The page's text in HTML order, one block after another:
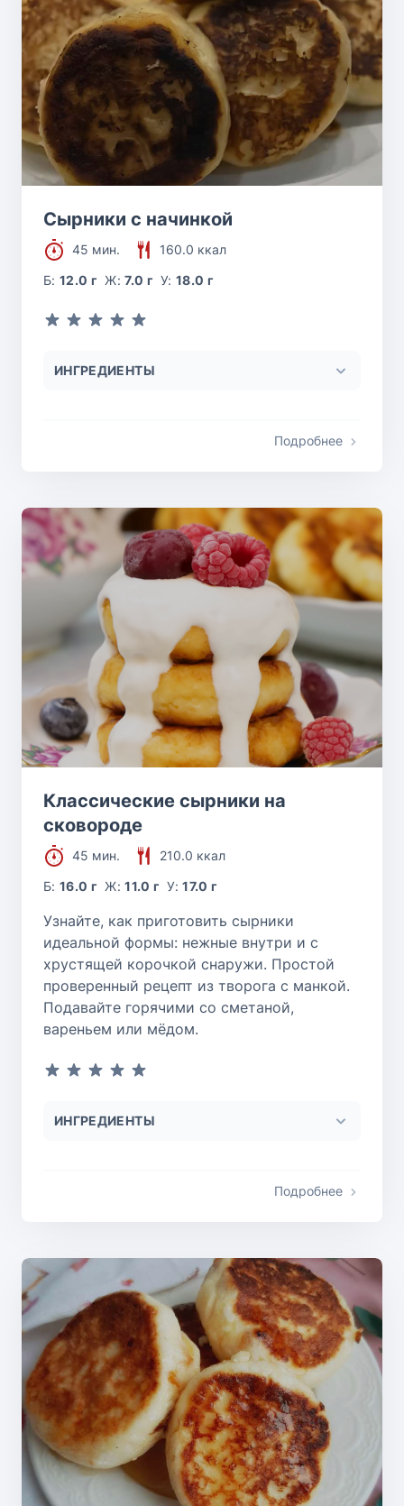
Сырники с начинкой
45 мин.
160.0 ккал
Б:12.0 г Ж:7.0 г У:18.0 г
ИНГРЕДИЕНТЫ
Подробнее
Классические сырники на
сковороде
45 мин.
210.0 ккал
Б:16.0 г Ж:11.0 г У:17.0 г
Узнайте, как приготовить сырники
идеальной формы: нежные внутри и с
хрустящей корочкой снаружи. Простой
проверенный рецепт из творога с манкой.
Подавайте горячими со сметаной,
вареньем или мёдом.
ИНГРЕДИЕНТЫ
Подробнее